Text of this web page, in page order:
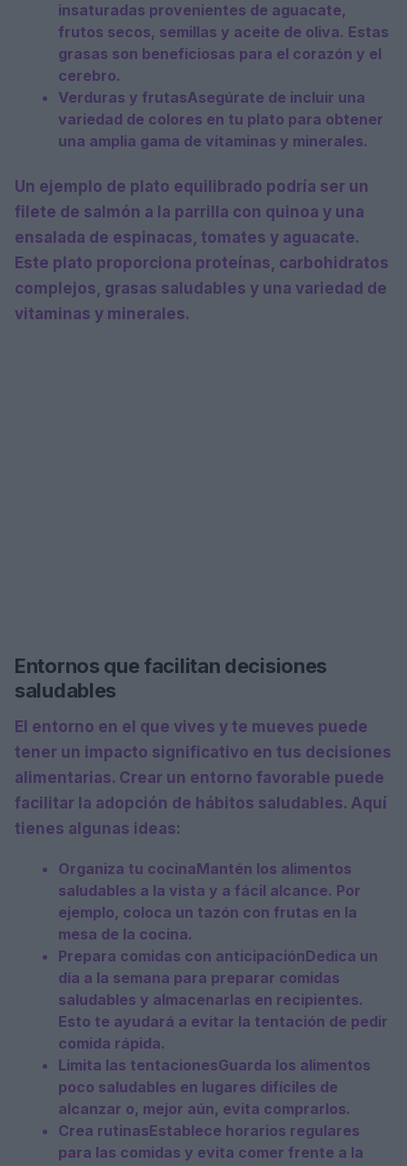
insaturadas provenientes de aguacate,
frutos secos, semillas y aceite de oliva. Estas
grasas son beneficiosas para el corazón y el
cerebro.
Verduras y frutasAsegúrate de incluir una
variedad de colores en tu plato para obtener
una amplia gama de vitaminas y minerales.
Un ejemplo de plato equilibrado podría ser un
filete de salmón a la parrilla con quinoa y una
ensalada de espinacas, tomates y aguacate.
Este plato proporciona proteínas, carbohidratos
complejos, grasas saludables y una variedad de
vitaminas y minerales.
Entornos que facilitan decisiones
saludables
El entorno en el que vives y te mueves puede
tener un impacto significativo en tus decisiones
alimentarias. Crear un entorno favorable puede
facilitar la adopción de hábitos saludables. Aquí
tienes algunas ideas:
Organiza tu cocinaMantén los alimentos
saludables a la vista y a fácil alcance. Por
ejemplo, coloca un tazón con frutas en la
mesa de la cocina.
Prepara comidas con anticipaciónDedica un
día a la semana para preparar comidas
saludables y almacenarlas en recipientes.
Esto te ayudará a evitar la tentación de pedir
comida rápida.
Limita las tentacionesGuarda los alimentos
poco saludables en lugares difíciles de
alcanzar o, mejor aún, evita comprarlos.
Crea rutinasEstablece horarios regulares
para las comidas y evita comer frente a la